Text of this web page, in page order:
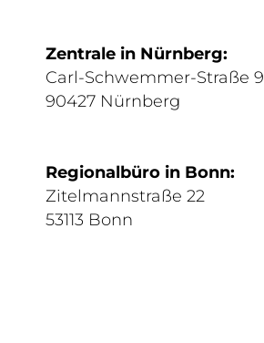
Zentrale in Nürnberg:
Carl-Schwemmer-Straße 9
90427 Nürnberg
Regionalbüro in Bonn:
Zitelmannstraße 22
53113 Bonn